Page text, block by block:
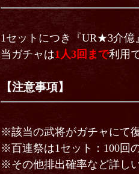
1セットにつき『UR★3介億
当ガチャは1人3回まで利用
【注意事項】
※該当の武将がガチャにて
※百連祭は1セット：100回
※その他排出確率など詳し